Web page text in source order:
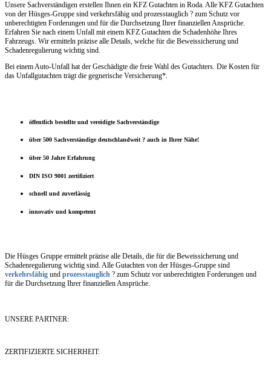
Unsere Sachverständigen erstellen Ihnen ein KFZ Gutachten in Roda. Alle KFZ Gutachten
von der Hüsges-Gruppe sind verkehrsfähig und prozesstauglich ? zum Schutz vor
unberechtigten Forderungen und für die Durchsetzung Ihrer finanziellen Ansprüche.
Erfahren Sie nach einem Unfall mit einem KFZ Gutachten die Schadenhöhe Ihres
Fahrzeugs. Wir ermitteln präzise alle Details, welche für die Beweissicherung und
Schadenregulierung wichtig sind.
Bei einem Auto-Unfall hat der Geschädigte die freie Wahl des Gutachters. Die Kosten für
das Unfallgutachten trägt die gegnerische Versicherung*.
öffentlich bestellte und vereidigte Sachverständige
über 500 Sachverständige deutschlandweit ? auch in Ihrer Nähe!
über 50 Jahre Erfahrung
DIN ISO 9001 zertifiziert
schnell und zuverlässig
innovativ und kompetent
Die Hüsges Gruppe ermittelt präzise alle Details, die für die Beweissicherung und
Schadenregulierung wichtig sind. Alle Gutachten von der Hüsges-Gruppe sind
verkehrsfähig und prozesstauglich ? zum Schutz vor unberechtigten Forderungen und
für die Durchsetzung Ihrer finanziellen Ansprüche.
UNSERE PARTNER:
ZERTIFIZIERTE SICHERHEIT: